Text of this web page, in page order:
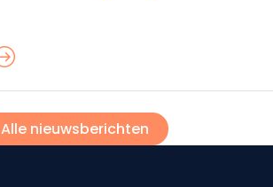
Alle nieuwsberichten